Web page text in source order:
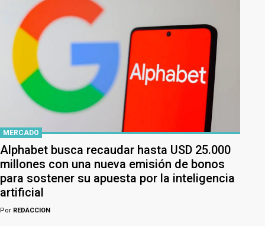
MERCADO
Alphabet busca recaudar hasta USD 25.000
millones con una nueva emisión de bonos
para sostener su apuesta por la inteligencia
artificial
Por REDACCION